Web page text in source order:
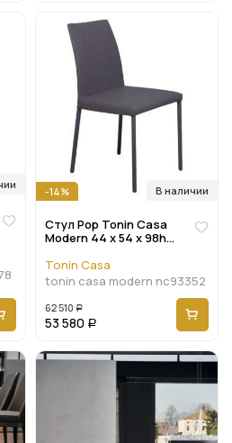
В наличии
-14%
Стул Pop Tonin Casa
Modern 44 x 54 x 98h
Tonin Casa
tonin casa modern nc93352
62 510 Р
53 580 Р